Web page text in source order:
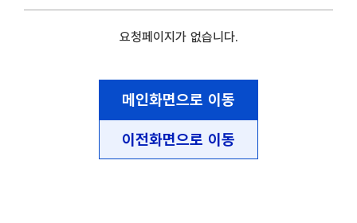
요청페이지가 없습니다.
메인화면으로 이동
이전화면으로 이동